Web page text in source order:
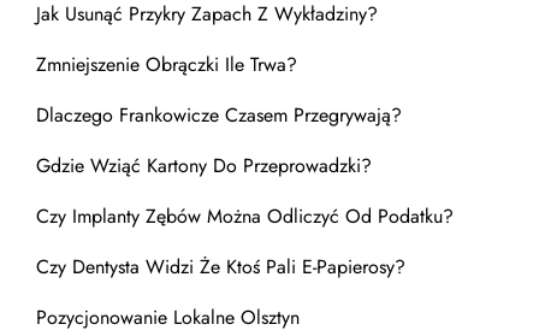
Jak Usunąć Przykry Zapach Z Wykładziny?
Zmniejszenie Obrączki Ile Trwa?
Dlaczego Frankowicze Czasem Przegrywają?
Gdzie Wziąć Kartony Do Przeprowadzki?
Czy Implanty Zębów Można Odliczyć Od Podatku?
Czy Dentysta Widzi Że Ktoś Pali E-Papierosy?
Pozycjonowanie Lokalne Olsztyn